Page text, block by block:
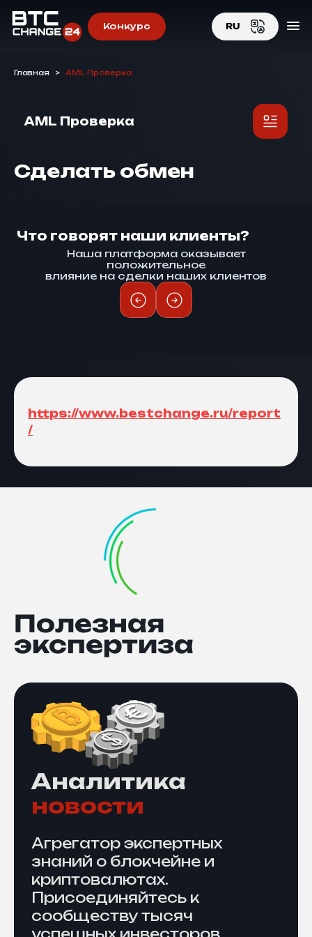
Конкурс RU
Главная > AML Проверка
AML Проверка
Сделать обмен
Что говорят наши клиенты?
Наша платформа оказывает
положительное
влияние на сделки наших клиентов
https://www.bestchange.ru/report
/
Полезная
экспертиза
Аналитика
новости
Агрегатор экспертных
знаний о блокчейне и
криптовалютах.
Присоединяйтесь к
сообществу тысяч